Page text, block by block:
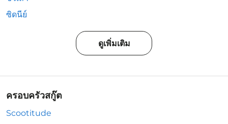
ซิดนีย์
ดูเพิ่มเติม
ครอบครัวสกู๊ต
Scootitude